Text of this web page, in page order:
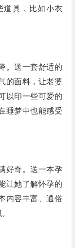
道具，比如小衣
。送一套舒适的
的面料，让老婆
以印一些可爱的
睡梦中也能感受
好奇。送一本孕
让她了解怀孕的
内容丰富、通俗